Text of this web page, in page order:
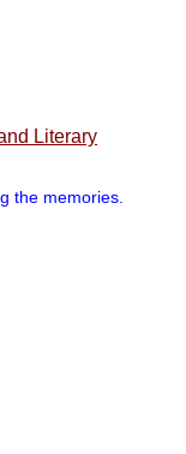
Literary
the memories.